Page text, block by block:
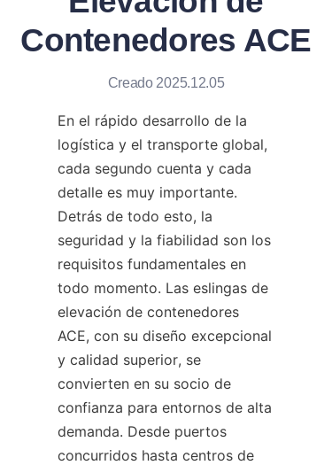
Contenedores ACE
Creado 2025.12.05
En el rápido desarrollo de la
logística y el transporte global,
cada segundo cuenta y cada
detalle es muy importante.
Detrás de todo esto, la
seguridad y la fiabilidad son los
requisitos fundamentales en
todo momento. Las eslingas de
elevación de contenedores
ACE, con su diseño excepcional
y calidad superior, se
convierten en su socio de
confianza para entornos de alta
demanda. Desde puertos
concurridos hasta centros de